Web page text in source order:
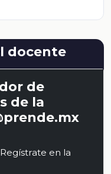
docente
de
de la
en la